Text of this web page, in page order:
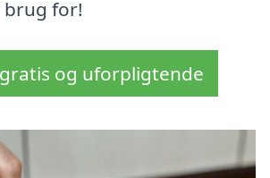
for!
og uforpligtende